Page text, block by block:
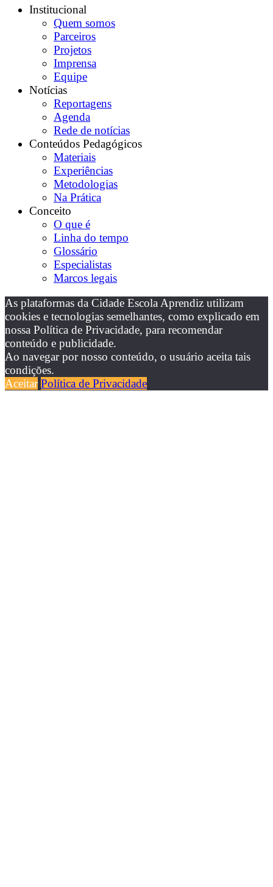
Institucional
Quem somos
Parceiros
Projetos
Imprensa
Equipe
Notícias
Reportagens
Agenda
Rede de notícias
Conteúdos Pedagógicos
Materiais
Experiências
Metodologias
Na Prática
Conceito
O que é
Linha do tempo
Glossário
Especialistas
Marcos legais
As plataformas da Cidade Escola Aprendiz utilizam
cookies e tecnologias semelhantes, como explicado em
nossa Política de Privacidade, para recomendar
conteúdo e publicidade.
Ao navegar por nosso conteúdo, o usuário aceita tais
condições.
Aceitar Política de Privacidade